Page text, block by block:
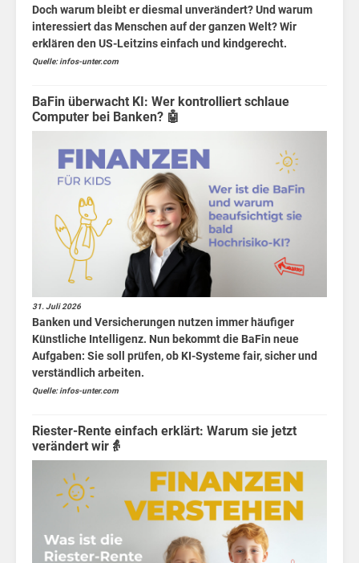
Doch warum bleibt er diesmal unverändert? Und warum
interessiert das Menschen auf der ganzen Welt? Wir
erklären den US-Leitzins einfach und kindgerecht.
Quelle: infos-unter.com
BaFin überwacht KI: Wer kontrolliert schlaue
Computer bei Banken? 🤖
31. Juli 2026
Banken und Versicherungen nutzen immer häufiger
Künstliche Intelligenz. Nun bekommt die BaFin neue
Aufgaben: Sie soll prüfen, ob KI-Systeme fair, sicher und
verständlich arbeiten.
Quelle: infos-unter.com
Riester-Rente einfach erklärt: Warum sie jetzt
verändert wir👵